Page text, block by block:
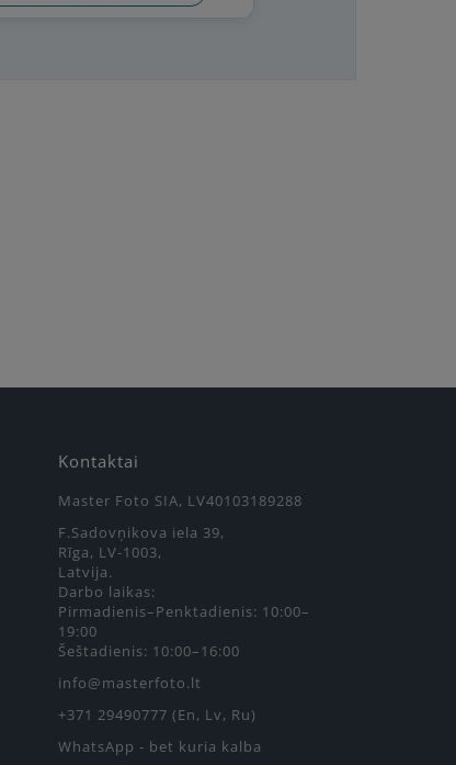
Kontaktai
Master Foto SIA, LV40103189288
F.Sadovņikova iela 39,
Rīga, LV-1003,
Latvija.
Darbo laikas:
Pirmadienis–Penktadienis: 10:00–
19:00
Šeštadienis: 10:00–16:00
info@masterfoto.lt
+371 29490777 (En, Lv, Ru)
WhatsApp - bet kuria kalba